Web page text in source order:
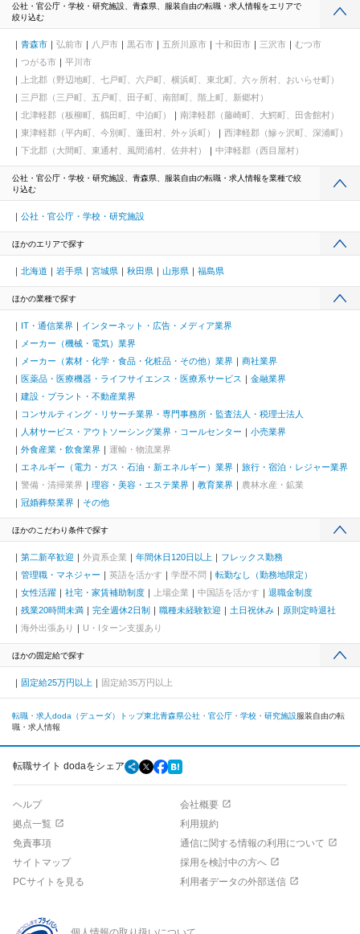
公社・官公庁・学校・研究施設、青森県、服装自由の転職・求人情報をエリアで
絞り込む
青森市 弘前市 八戸市 黒石市 五所川原市 十和田市 三沢市
むつ市
つがる市
平川市
上北郡（野辺地町、七戸町、六戸町、横浜町、東北町、六ヶ所村、おいらせ町）
三戸郡（三戸町、五戸町、田子町、南部町、階上町、新郷村）
北津軽郡（板柳町、鶴田町、中泊町）
南津軽郡（藤崎町、大鰐町、田舎館村）
東津軽郡（平内町、今別町、蓬田村、外ヶ浜町）
西津軽郡（鰺ヶ沢町、深浦町）
下北郡（大間町、東通村、風間浦村、佐井村）
中津軽郡（西目屋村）
公社・官公庁・学校・研究施設、青森県、服装自由の転職・求人情報を業種で絞
り込む
公社・官公庁・学校・研究施設
ほかのエリアで探す
北海道 岩手県 宮城県 秋田県 山形県 福島県
ほかの業種で探す
IT・通信業界
インターネット・広告・メディア業界
メーカー（機械・電気）業界
メーカー（素材・化学・食品・化粧品・その他）業界
商社業界
医薬品・医療機器・ライフサイエンス・医療系サービス
金融業界
建設・プラント・不動産業界
コンサルティング・リサーチ業界・専門事務所・監査法人・税理士法人
人材サービス・アウトソーシング業界・コールセンター
小売業界
外食産業・飲食業界
運輸・物流業界
エネルギー（電力・ガス・石油・新エネルギー）業界
旅行・宿泊・レジャー業界
警備・清掃業界
理容・美容・エステ業界 教育業界
農林水産・鉱業
冠婚葬祭業界
その他
ほかのこだわり条件で探す
第二新卒歓迎 外資系企業 年間休日120日以上
フレックス勤務
管理職・マネジャー
英語を活かす 学歴不問
転勤なし（勤務地限定）
女性活躍
社宅・家賃補助制度 上場企業 中国語を活かす
退職金制度
残業20時間未満
完全週休2日制 職種未経験歓迎 土日祝休み
原則定時退社
海外出張あり
U・Iターン支援あり
ほかの固定給で探す
固定給25万円以上 固定給35万円以上
転職・求人doda（デューダ）トップ東北青森県公社・官公庁・学校・研究施設服装自由の転
職・求人情報
転職サイト dodaをシェア
ヘルプ
会社概要
拠点一覧
利用規約
免責事項
通信に関する情報の利用について
サイトマップ
採用を検討中の方へ
PCサイトを見る
利用者データの外部送信